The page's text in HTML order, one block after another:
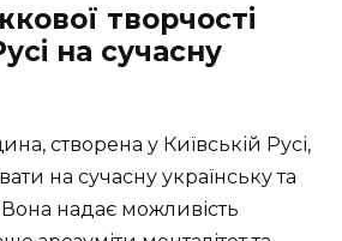
творчості
на сучасну
створена у Київській Русі,
на сучасну українську та
Вона надає можливість